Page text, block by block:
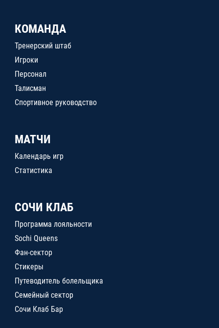
КОМАНДА
Тренерский штаб
Игроки
Персонал
Талисман
Спортивное руководство
МАТЧИ
Календарь игр
Статистика
СОЧИ КЛАБ
Программа лояльности
Sochi Queens
Фан-сектор
Стикеры
Путеводитель болельщика
Семейный сектор
Сочи Клаб Бар